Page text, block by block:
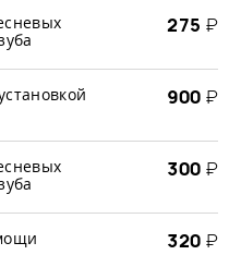
275 ₽
900 ₽
300 ₽
320 ₽